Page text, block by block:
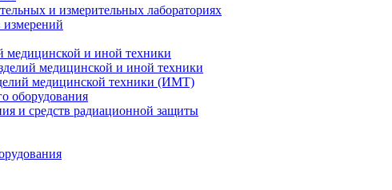
и измерительных лабораториях
измерений
медицинской и иной техники
медицинской и иной техники
медицинской техники (ИМТ)
оборудования
и средств радиационной защиты